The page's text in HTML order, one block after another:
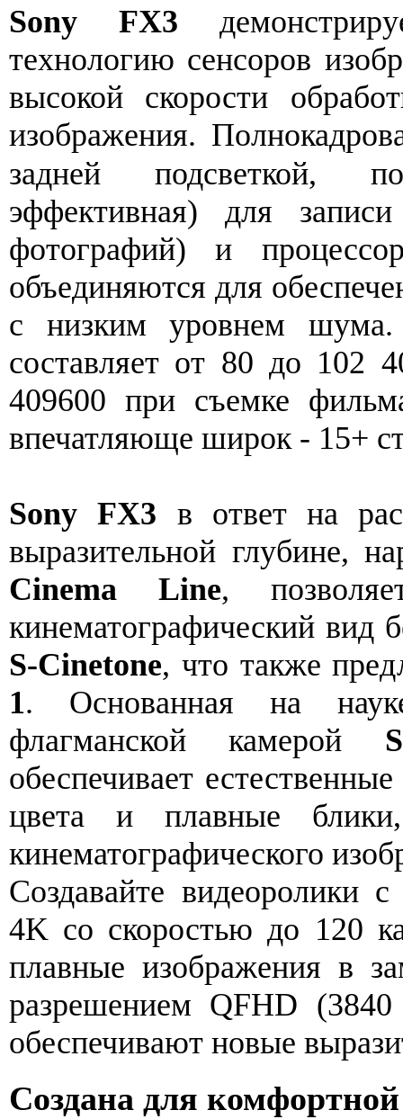
Sony FX3
технологию сенсоров
высокой скорости
изображения.
задней подсветкой,
эффективная) для
фотографий) и
объединяются для
с низким уровнем шума.
составляет от 80 до 102
409600 при съемке
впечатляюще широк - 15+
Sony FX3 в ответ на
выразительной глубине,
Cinema Line,
кинематографический вид
S-Cinetone, что также
1. Основанная на
флагманской камерой
обеспечивает
цвета и плавные
кинематографического
Создавайте видеоролики
4K со скоростью до 120
плавные изображения в
разрешением QFHD
обеспечивают новые
Создана для